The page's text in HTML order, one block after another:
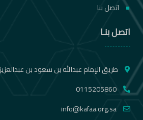
اتصل بنا
اتصل بنـا
طريق الإمام عبدالله بن سعود بن
0115205860
info@kafaa.org.sa